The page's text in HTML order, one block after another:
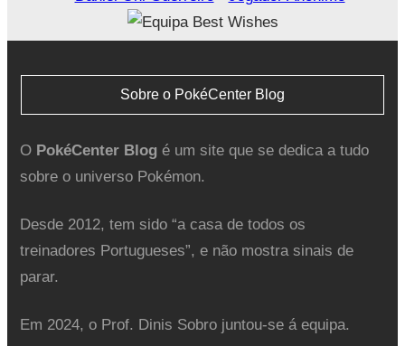
Sobre o PokéCenter Blog
O PokéCenter Blogé um site que se dedica a tudo
sobre o universo Pokémon.
Desde 2012, tem sido “a casa de todos os
treinadores Portugueses”, e não mostra sinais de
parar.
Em 2024, o Prof. Dinis Sobro juntou-se á equipa.